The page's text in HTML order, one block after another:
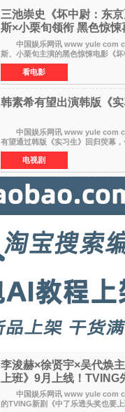
三池崇史《坏中尉：东
斯×小栗旬领衔 黑色惊悚
中国娱乐网讯 www yule com
斯、小栗旬主演的黑色惊悚电影《
费拉拉&times;哈威·凯特尔的1992年
看电影
韩素希有望出演韩版《
中国娱乐网讯 www yule com cn 据韩媒报道表示，女演员韩
有望通过韩版《实习生》回归荧
息表示，演员韩素希目前已经结束了
电视剧
李浚赫×徐贤宇×吴代焕
上班》9月上线！TVING
中国娱乐网讯 www yule com cn
的TVING新剧《中了乐透头奖也要